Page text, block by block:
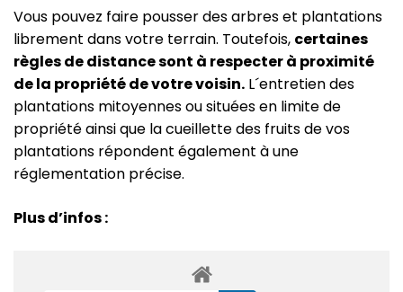
Vous pouvez faire pousser des arbres et plantations
librement dans votre terrain. Toutefois, certaines
règles de distance sont à respecter à proximité
de la propriété de votre voisin. L´entretien des
plantations mitoyennes ou situées en limite de
propriété ainsi que la cueillette des fruits de vos
plantations répondent également à une
réglementation précise.
Plus d’infos :